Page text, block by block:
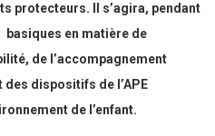
protecteurs. Il s’agira, pendant
en matière de
de l’accompagnement
des dispositifs de l’APE
de l’enfant.